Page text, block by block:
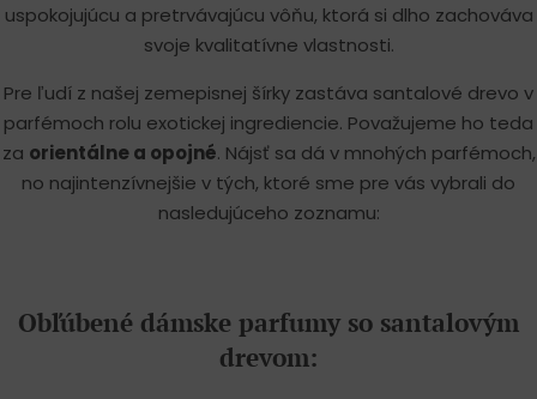
uspokojujúcu a pretrvávajúcu vôňu, ktorá si dlho zachováva
svoje kvalitatívne vlastnosti.
Pre ľudí z našej zemepisnej šírky zastáva santalové drevo v
parfémoch rolu exotickej ingrediencie. Považujeme ho teda
za orientálne a opojné. Nájsť sa dá v mnohých parfémoch,
no najintenzívnejšie v tých, ktoré sme pre vás vybrali do
nasledujúceho zoznamu:
Obľúbené dámske parfumy so santalovým
drevom: